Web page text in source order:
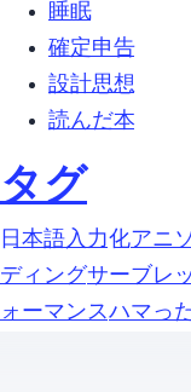
睡眠 (1)
確定申告 (1)
設計思想 (5)
読んだ本 (1)
タグ
google-日本語入力 (1)https化 (1)アニソ
ディング (1)サーブレッ
ォーマンス (1)ハマった